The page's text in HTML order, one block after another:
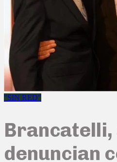
"SIN RED"
Brancatelli,
denuncian